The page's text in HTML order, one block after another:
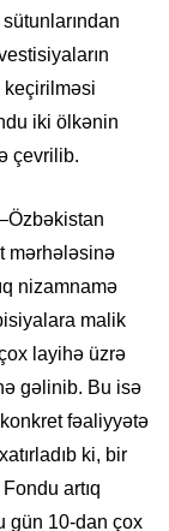
iki ölkənin
çevrilib.
mərhələsinə
nizamnamə
malik
layihə üzrə
gəlinib. Bu isə
fəaliyyətə
ki, bir
artıq
gün 10-dan çox